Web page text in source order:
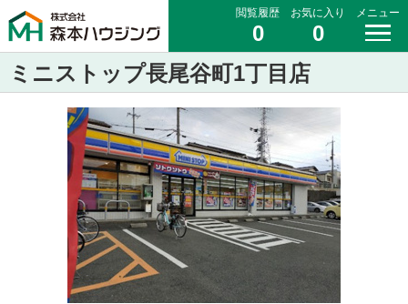
閲覧履歴
0
お気に入り
0
メニュー
ミニストップ長尾谷町1丁目店